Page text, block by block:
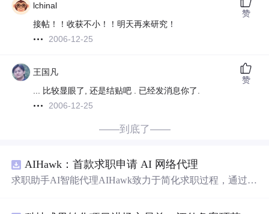
lchinal
接帖！！收获不小！！明天再来研究！
2006-12-25
赞
王国凡
... 比较显眼了, 还是结贴吧 . 已经发消息你了.
2006-12-25
赞
——到底了——
AIHawk：首款求职申请 AI 网络代理
求职助手AI智能代理AIHawk致力于简化求职过程，通过自